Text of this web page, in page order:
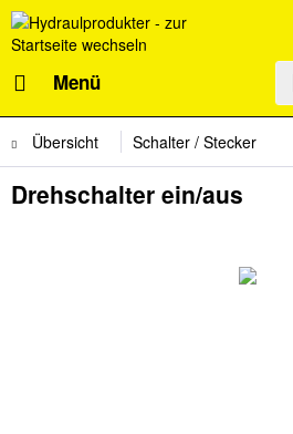
Menü
Übersicht Schalter / Stecker
Drehschalter ein/aus